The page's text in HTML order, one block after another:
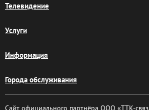
Телевидение
Услуги
Информация
Города обслуживания
Сайт официального партнёра ООО «ТТК-